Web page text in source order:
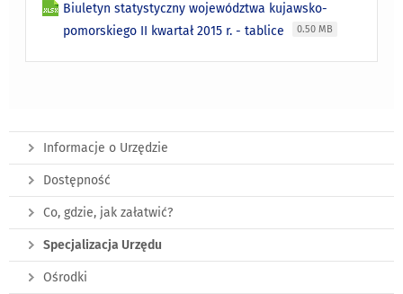
Biuletyn statystyczny województwa kujawsko-
pomorskiego II kwartał 2015 r. - tablice
0.50 MB
Informacje o Urzędzie
Dostępność
Co, gdzie, jak załatwić?
Specjalizacja Urzędu
Ośrodki